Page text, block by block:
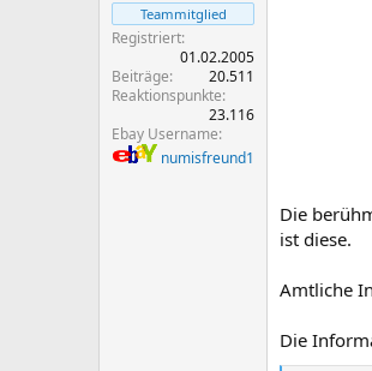
Teammitglied
Registriert
01.02.2005
Beiträge
20.511
Reaktionspunkte
23.116
Ebay Username
numisfreund1
Die
ist diese.
Amtliche
Die